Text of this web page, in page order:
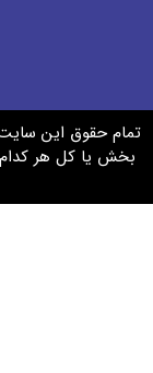
مسافرتی دنیای
سایت تنها با کسب